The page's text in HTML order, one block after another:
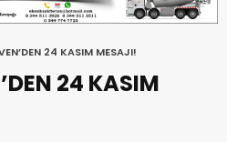
24 KASIM MESAJI!
24 KASIM